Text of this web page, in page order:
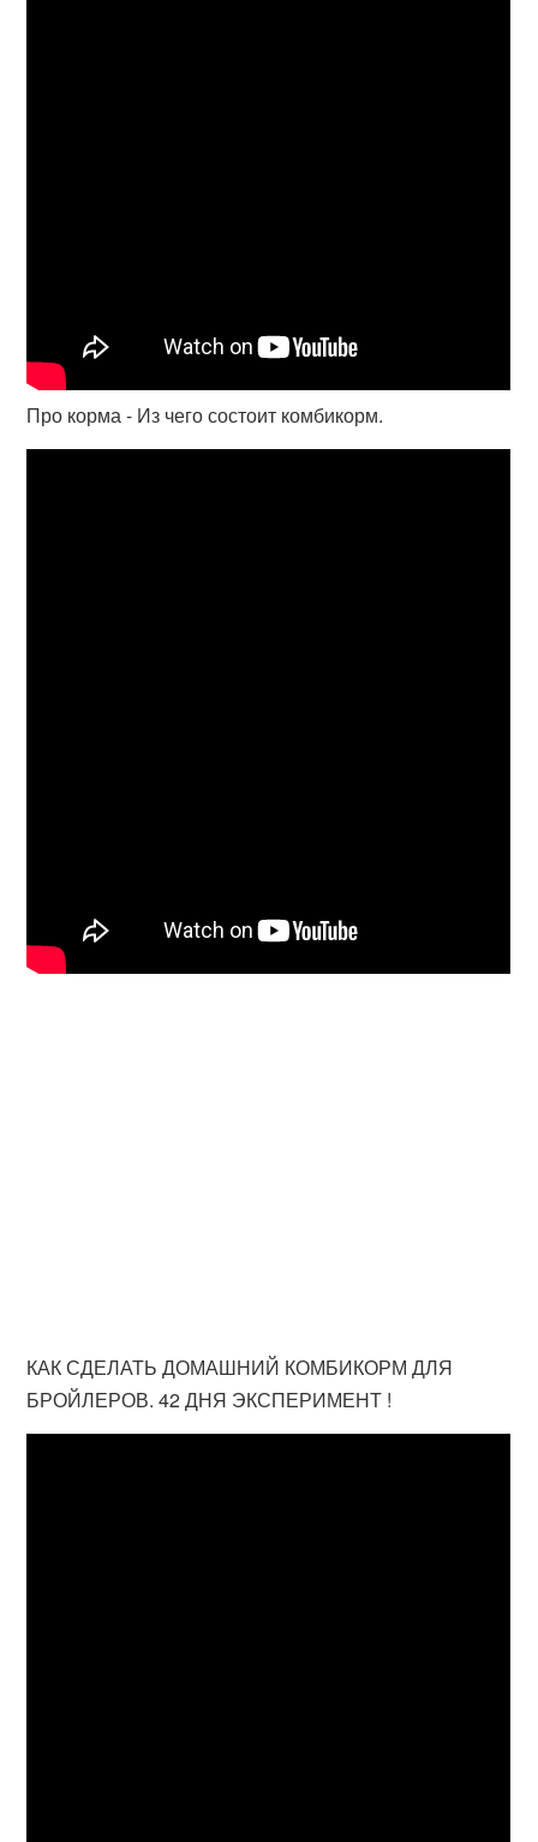
Про корма - Из чего состоит комбикорм.
КАК СДЕЛАТЬ ДОМАШНИЙ КОМБИКОРМ ДЛЯ
БРОЙЛЕРОВ. 42 ДНЯ ЭКСПЕРИМЕНТ !